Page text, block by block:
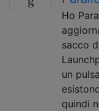
Ho
sacco
un
quindi